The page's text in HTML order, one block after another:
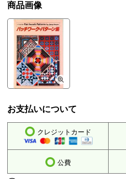
商品画像
お支払いについて
クレジットカード
公費